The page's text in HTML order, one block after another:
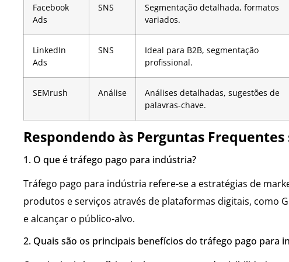
Facebook
Ads
SNS
Segmentação detalhada, formatos
variados.
LinkedIn
Ads
SNS
Ideal para B2B, segmentação
profissional.
SEMrush Análise
Análises detalhadas, sugestões de
palavras-chave.
Respondendo às Perguntas
1. O que é tráfego pago para indústria?
Tráfego pago para indústria refere-se a estratégias de
produtos e serviços através de plataformas digitais, como
e alcançar o público-alvo.
2. Quais são os principais benefícios do tráfego pago para